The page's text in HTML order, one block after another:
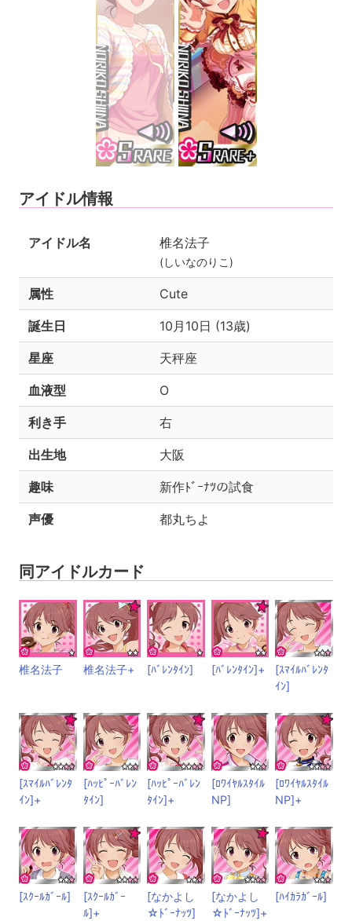
アイドル情報
アイドル名 椎名法子
(しいなのりこ)
属性 Cute
誕生日 10月10日 (13歳)
星座 天秤座
血液型 O
利き手 右
出生地 大阪
趣味 新作ﾄﾞｰﾅﾂの試食
声優 都丸ちよ
同アイドルカード
椎名法子 椎名法子+ [ﾊﾞﾚﾝﾀｲﾝ] [ﾊﾞﾚﾝﾀｲﾝ]+
[ｽﾏｲﾙﾊﾞﾚﾝﾀ
ｲﾝ]
[ｽﾏｲﾙﾊﾞﾚﾝﾀ
ｲﾝ]+
[ﾊｯﾋﾟｰﾊﾞﾚﾝ
ﾀｲﾝ]
[ﾊｯﾋﾟｰﾊﾞﾚﾝ
ﾀｲﾝ]+
[ﾛﾜｲﾔﾙｽﾀｲﾙ
NP]
[ﾛﾜｲﾔﾙｽﾀｲﾙ
NP]+
[ｽｸｰﾙｶﾞｰﾙ]
[ｽｸｰﾙｶﾞｰ
ﾙ]+
[なかよし
☆ﾄﾞｰﾅｯﾂ]
[なかよし
☆ﾄﾞｰﾅｯﾂ]+
[ﾊｲｶﾗｶﾞｰﾙ]